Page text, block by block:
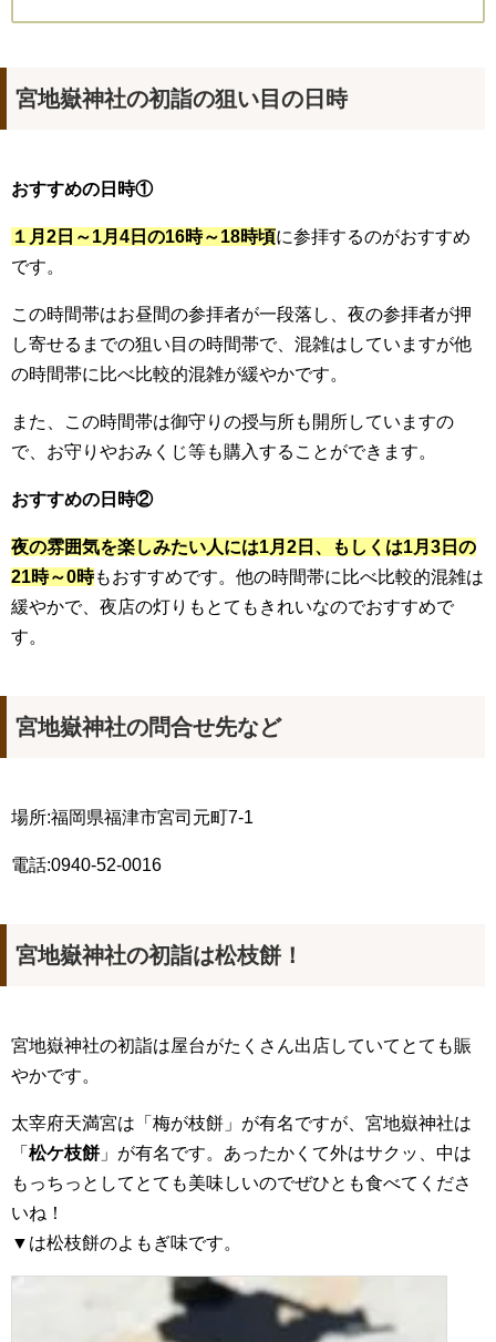
宮地嶽神社の初詣の狙い目の日時
おすすめの日時①
１月2日～1月4日の16時～18時頃に参拝するのがおすすめ
です。
この時間帯はお昼間の参拝者が一段落し、夜の参拝者が押
し寄せるまでの狙い目の時間帯で、混雑はしていますが他
の時間帯に比べ比較的混雑が緩やかです。
また、この時間帯は御守りの授与所も開所していますの
で、お守りやおみくじ等も購入することができます。
おすすめの日時②
夜の雰囲気を楽しみたい人には1月2日、もしくは1月3日の
21時～0時もおすすめです。他の時間帯に比べ比較的混雑は
緩やかで、夜店の灯りもとてもきれいなのでおすすめで
す。
宮地嶽神社の問合せ先など
場所:福岡県福津市宮司元町7-1
電話:0940-52-0016
宮地嶽神社の初詣は松枝餅！
宮地嶽神社の初詣は屋台がたくさん出店していてとても賑
やかです。
太宰府天満宮は「梅が枝餅」が有名ですが、宮地嶽神社は
「 松ケ枝餅 」が有名です。あったかくて外はサクッ、中は
もっちっとしてとても美味しいのでぜひとも食べてくださ
いね！
▼は松枝餅のよもぎ味です。